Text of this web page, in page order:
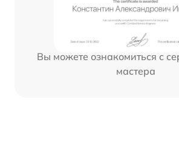
Вы можете ознакомиться с
мастера